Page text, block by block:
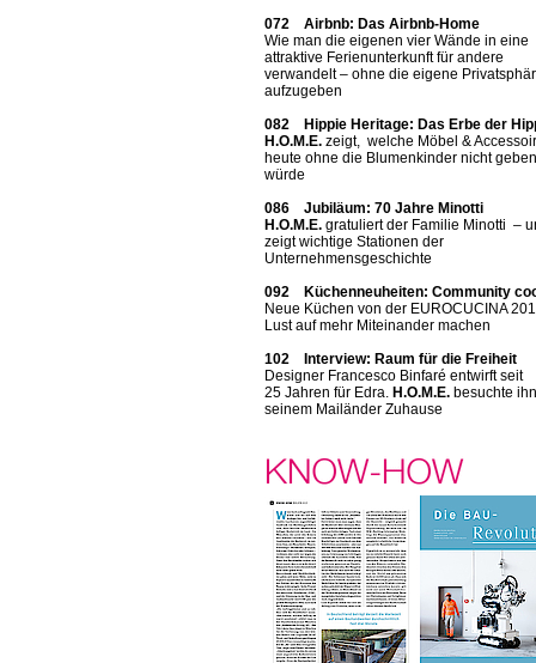
072 Airbnb: Das Airbnb-Home
Wie man die eigenen vier Wände in eine
attraktive Ferienunterkunft für andere
verwandelt – ohne die eigene
aufzugeben
082 Hippie Heritage: Das Erbe der
H.O.M.E. zeigt, welche Möbel &
heute ohne die Blumenkinder nicht geben
würde
086 Jubiläum: 70 Jahre Minotti
H.O.M.E. gratuliert der Familie Minotti –
zeigt wichtige Stationen der
Unternehmensgeschichte
092 Küchenneuheiten: Community
Neue Küchen von der EUROCUCINA
Lust auf mehr Miteinander machen
102 Interview: Raum für die Freiheit
Designer Francesco Binfaré entwirft seit
25 Jahren für Edra. H.O.M.E. besuchte
seinem Mailänder Zuhause